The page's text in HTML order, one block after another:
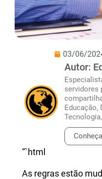
03/06/
Autor:
servidores
Educação,
“`html
As regras estão